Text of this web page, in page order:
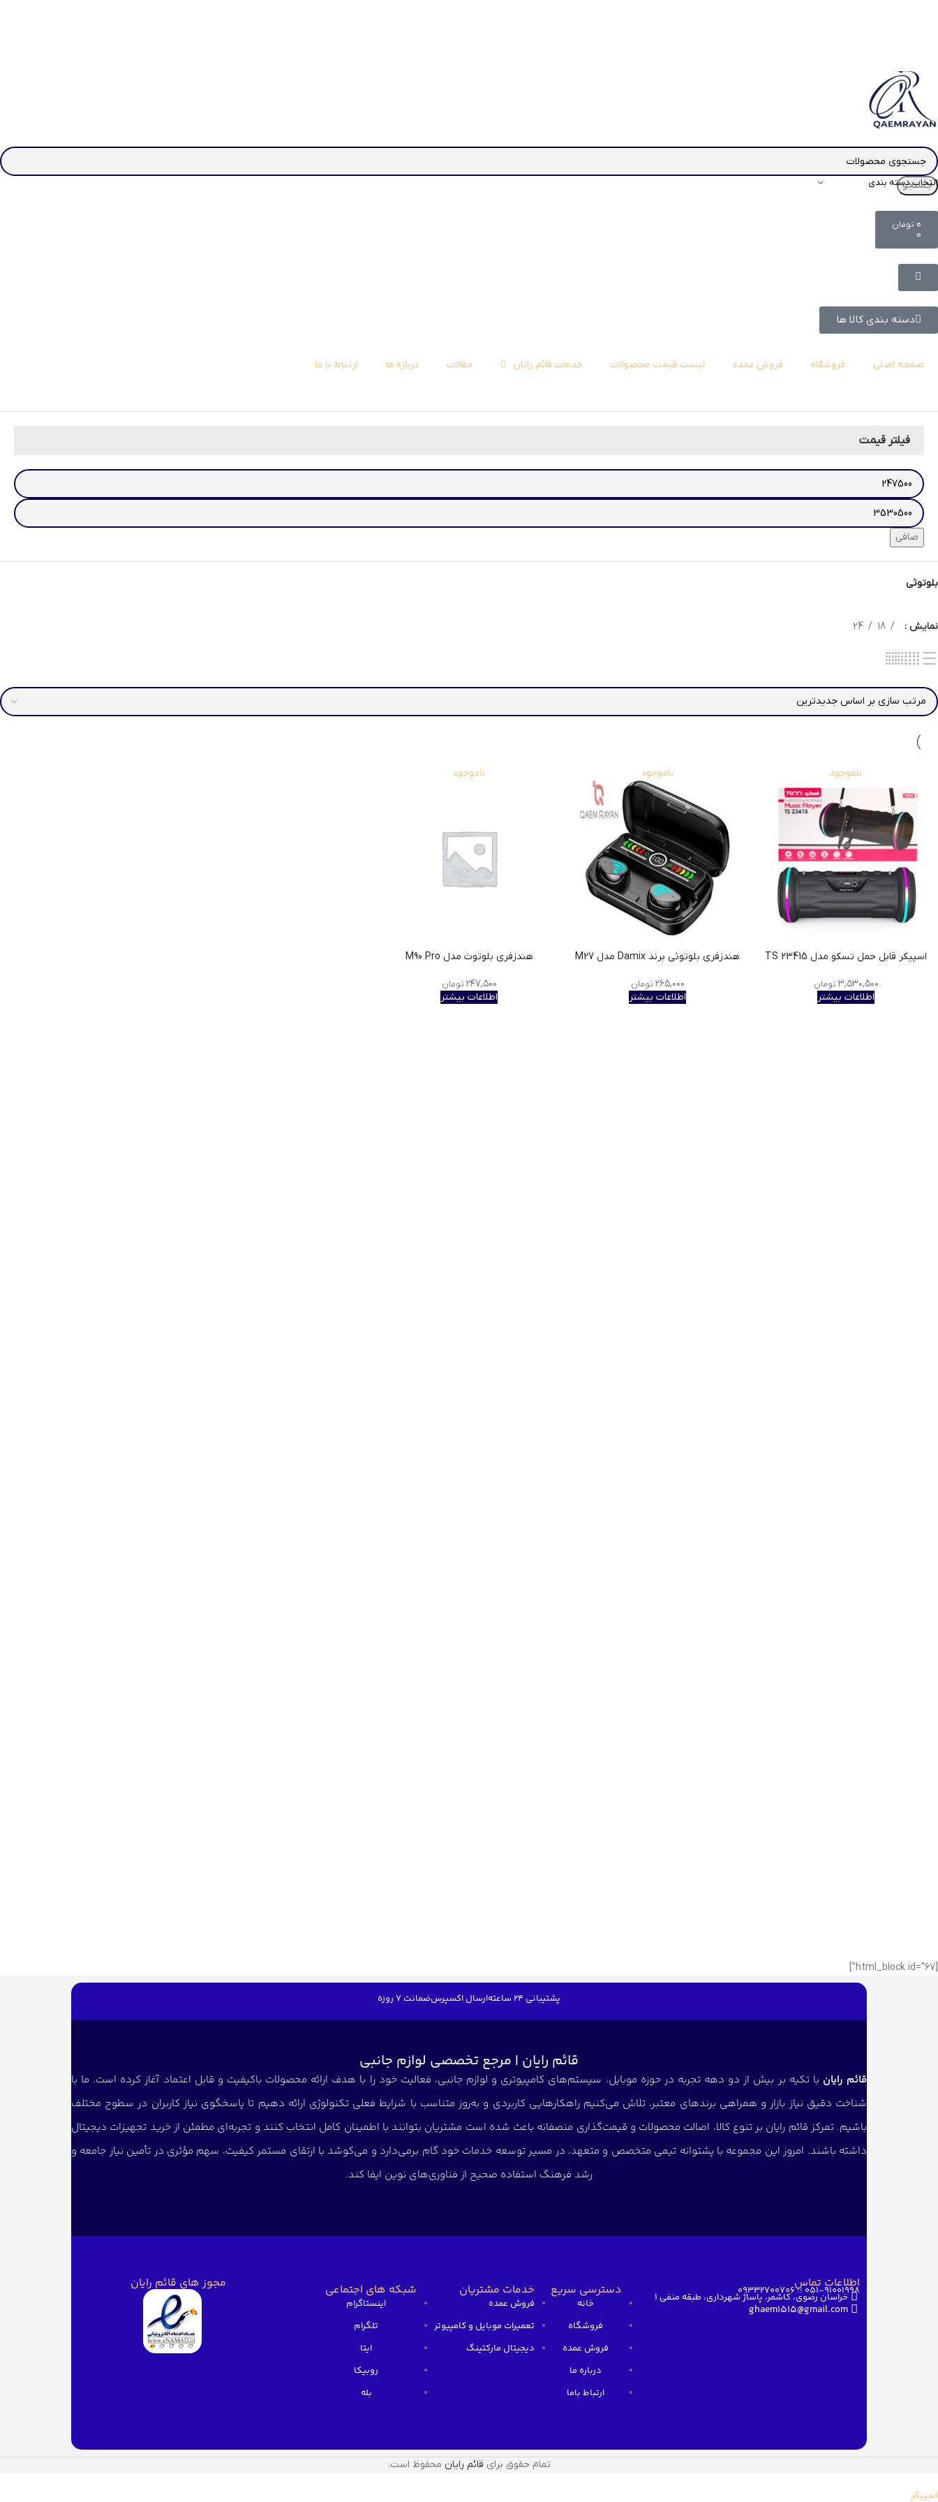
انتخاب دسته بندی
جستجو
۰ تومان
0
دسته بندی کالا ها
صفحه اصلی فروشگاه فروش عمده لیست قیمت محصولات خدمات قائم رایان مقالات درباره ما ارتباط با ما
فیلتر قیمت
صافی
بلوتوثی
نمایش 18
24
ناموجود
اسپیکر قابل حمل تسکو مدل TS 23415
۳,۵۳۰,۵۰۰ تومان
اطلاعات بیشتر
ناموجود
هندزفری بلوتوثی برند Damix مدل M27
۲۶۵,۰۰۰ تومان
اطلاعات بیشتر
ناموجود
هندزفری بلوتوث مدل M90 Pro
۲۴۷,۵۰۰ تومان
اطلاعات بیشتر
[html_block id="67"]
پشتیبانی 24 ساعته ارسال اکسپرسضمانت 7 روزه
قائم رایان | مرجع تخصصی لوازم جانبی
قائم رایان با تکیه بر بیش از دو دهه تجربه در حوزه موبایل، سیستم‌های کامپیوتری و لوازم جانبی، فعالیت خود را با هدف ارائه محصولات باکیفیت و قابل اعتماد آغاز کرده است. ما با
شناخت دقیق نیاز بازار و همراهی برندهای معتبر، تلاش می‌کنیم راهکارهایی کاربردی و به‌روز متناسب با شرایط فعلی تکنولوژی ارائه دهیم تا پاسخگوی نیاز کاربران در سطوح مختلف
باشیم. تمرکز قائم رایان بر تنوع کالا، اصالت محصولات و قیمت‌گذاری منصفانه باعث شده است مشتریان بتوانند با اطمینان کامل انتخاب کنند و تجربه‌ای مطمئن از خرید تجهیزات دیجیتال
داشته باشند. امروز این مجموعه با پشتوانه تیمی متخصص و متعهد، در مسیر توسعه خدمات خود گام برمی‌دارد و می‌کوشد با ارتقای مستمر کیفیت، سهم مؤثری در تأمین نیاز جامعه و
رشد فرهنگ استفاده صحیح از فناوری‌های نوین ایفا کند.
اطلاعات تماس
051-91001998 ؛؛ 09332700706
خراسان رضوی، کاشمر، پاساژ شهرداری، طبقه منفی ۱
ghaem1515@gmail.com
دسترسی سریع
خانه
فروشگاه
فروش عمده
درباره ما
ارتباط باما
خدمات مشتریان
فروش عمده
تعمیرات موبایل و کامپیوتر
دیجیتال مارکتینگ
شبکه های اجتماعی
اینستاگرام
تلگرام
ایتا
روبیکا
بله
مجوز های قائم رایان
تمام حقوق برای قائم رایان محفوظ است.
اسپیکر